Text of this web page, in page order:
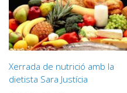
Xerrada de nutrició amb la
dietista Sara Justícia